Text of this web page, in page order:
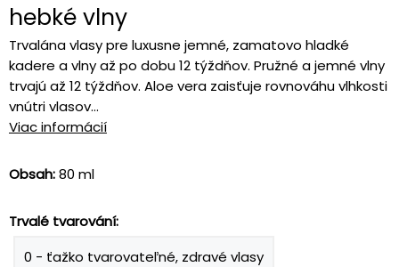
hebké vlny
Trvalána vlasy pre luxusne jemné, zamatovo hladké
kadere a vlny až po dobu 12 týždňov. Pružné a jemné vlny
trvajú až 12 týždňov. Aloe vera zaisťuje rovnováhu vlhkosti
vnútri vlasov...
Viac informácií
Obsah:80 ml
Trvalé tvarování:
0 - ťažko tvarovateľné, zdravé vlasy